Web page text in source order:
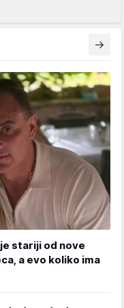
stariji od nove
a evo koliko ima